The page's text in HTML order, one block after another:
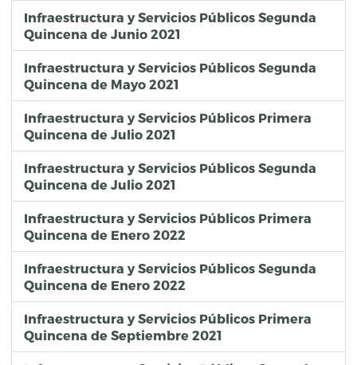
Infraestructura y Servicios Públicos Segunda
Quincena de Junio 2021
Infraestructura y Servicios Públicos Segunda
Quincena de Mayo 2021
Infraestructura y Servicios Públicos Primera
Quincena de Julio 2021
Infraestructura y Servicios Públicos Segunda
Quincena de Julio 2021
Infraestructura y Servicios Públicos Primera
Quincena de Enero 2022
Infraestructura y Servicios Públicos Segunda
Quincena de Enero 2022
Infraestructura y Servicios Públicos Primera
Quincena de Septiembre 2021